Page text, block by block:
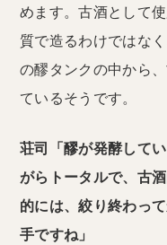
めます。古酒として
質で造るわけではな
の醪タンクの中から
ているそうです。
荘司「醪が発酵して
がらトータルで、古
的には、絞り終わっ
手ですね」